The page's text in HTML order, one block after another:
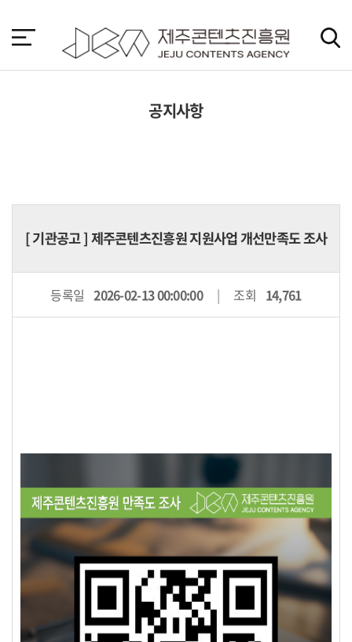
바
가
공지사항
[기관공고] 제주콘텐츠진흥원 지원사업 개선만족도 조사
등록일 2026-02-13 00:00:00 조회 14,761